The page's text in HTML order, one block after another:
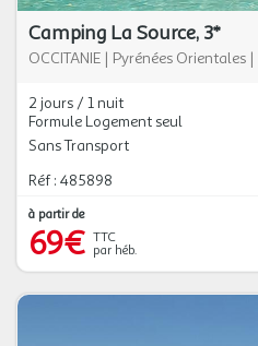
Camping La Source, 3*
OCCITANIE | Pyrénées Orientales |
2 jours / 1 nuit
Formule Logement seul
Sans Transport
Réf : 485898
à partir de
69€ TTC
par héb.